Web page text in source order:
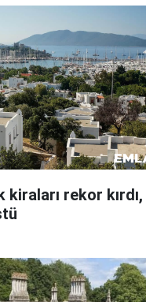
kiraları rekor